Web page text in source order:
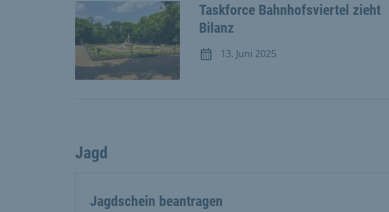
Taskforce Bahnhofsviertel zieht
Bilanz
Meldung vom 13. Juni 2025
13. Juni 2025
Jagd
Jagdschein beantragen